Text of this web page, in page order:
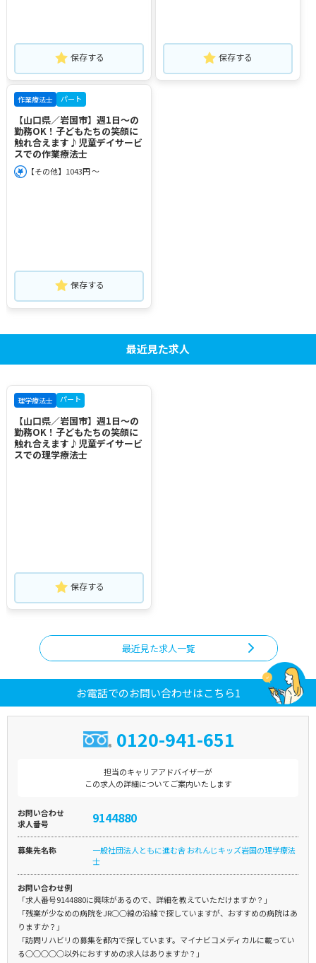
保存する 保存する
作業療法士 パート
【山口県／岩国市】週1日～の
勤務OK！子どもたちの笑顔に
触れ合えます♪児童デイサービ
スでの作業療法士
【その他】1043円 ～
保存する
最近見た求人
理学療法士 パート
【山口県／岩国市】週1日～の
勤務OK！子どもたちの笑顔に
触れ合えます♪児童デイサービ
スでの理学療法士
保存する
最近見た求人一覧
お電話でのお問い合わせはこちら1
0120-941-651
担当のキャリアアドバイザーが
この求人の詳細についてご案内いたします
お問い合わせ
求人番号
9144880
募集先名称
一般社団法人ともに進む舎 おれんじキッズ岩国の理学療法
士
お問い合わせ例
「求人番号9144880に興味があるので、詳細を教えていただけますか？」
「残業が少なめの病院をJR○○線の沿線で探していますが、おすすめの病院はあ
りますか？」
「訪問リハビリの募集を都内で探しています。マイナビコメディカルに載ってい
る○○○○○以外におすすめの求人はありますか？」